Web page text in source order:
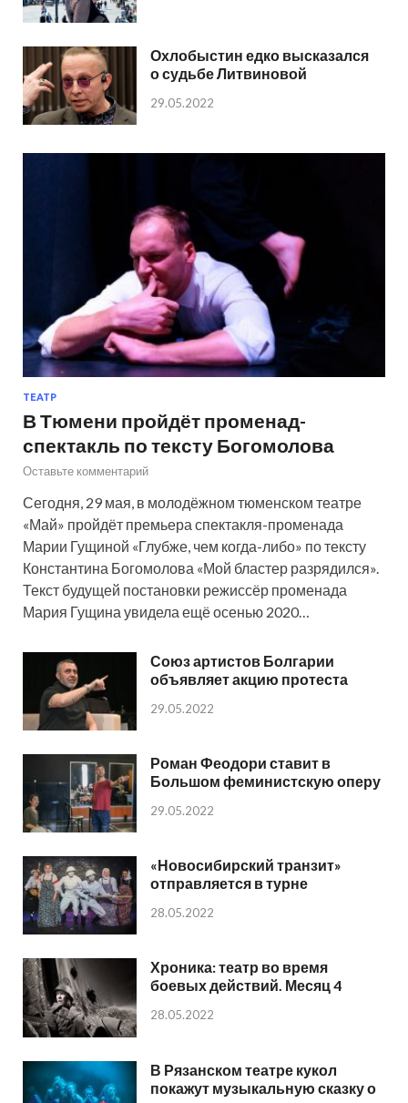
Охлобыстин едко высказался
о судьбе Литвиновой
29.05.2022
ТЕАТР
В Тюмени пройдёт променад-
спектакль по тексту Богомолова
Оставьте комментарий
Сегодня, 29 мая, в молодёжном тюменском театре
«Май» пройдёт премьера спектакля-променада
Марии Гущиной «Глубже, чем когда-либо» по тексту
Константина Богомолова «Мой бластер разрядился».
Текст будущей постановки режиссёр променада
Мария Гущина увидела ещё осенью 2020…
Союз артистов Болгарии
объявляет акцию протеста
29.05.2022
Роман Феодори ставит в
Большом феминистскую оперу
29.05.2022
«Новосибирский транзит»
отправляется в турне
28.05.2022
Хроника: театр во время
боевых действий. Месяц 4
28.05.2022
В Рязанском театре кукол
покажут музыкальную сказку о